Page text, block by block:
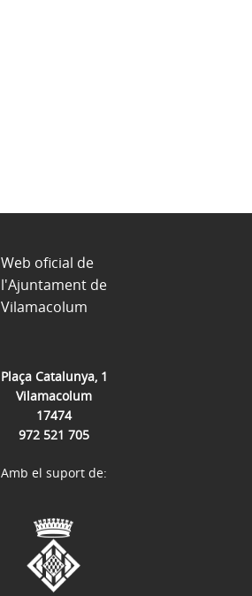
Plaça Catalunya, 1
Vilamacolum
17474
972 521 705
Web oficial de
l'Ajuntament de
Vilamacolum
Amb el suport de: